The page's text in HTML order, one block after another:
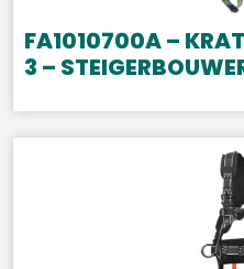
FA1010700A –
3 –